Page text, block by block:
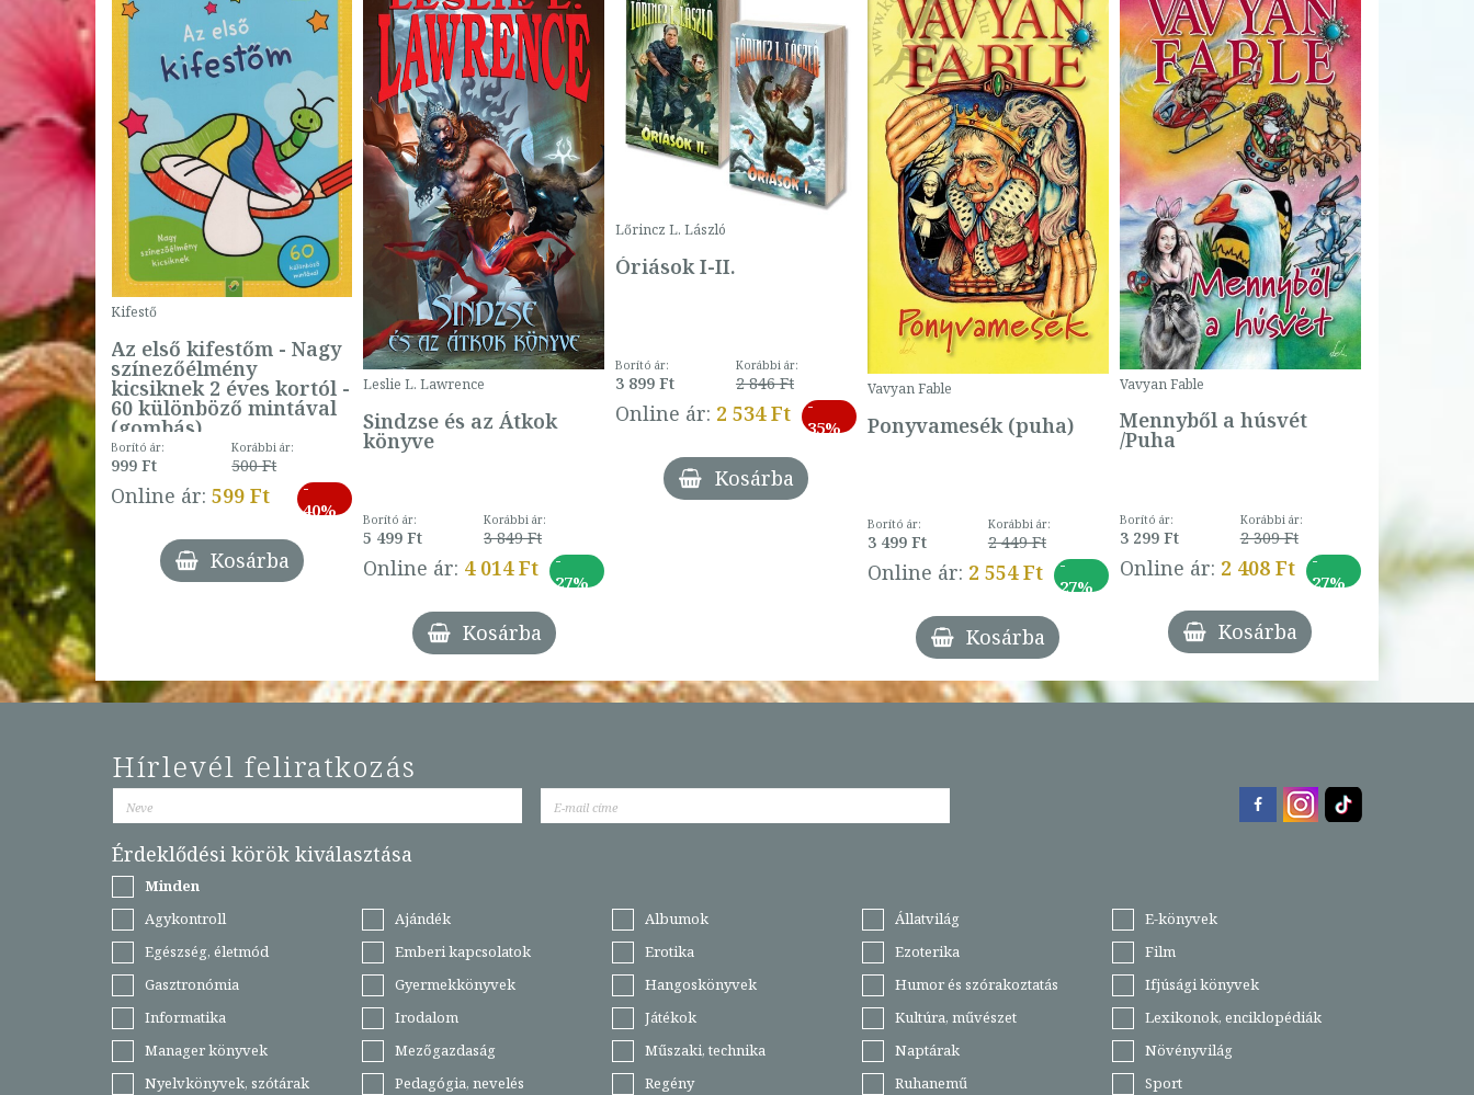
-
ár:
Ft
Ft
27%
Kifestő
Az első kifestőm - Nagy
színezőélmény
kicsiknek 2 éves kortól -
60 különböző mintával
(gombás)
Borító ár:
999 Ft
Korábbi ár:
500 Ft
Online ár: 599 Ft
-
40%
Kosárba
Leslie L. Lawrence
Sindzse és az Átkok
könyve
Borító ár:
5 499 Ft
Korábbi ár:
3 849 Ft
Online ár: 4 014 Ft
-
27%
Kosárba
Lőrincz L. László
Óriások I-II.
Borító ár:
3 899 Ft
Korábbi ár:
2 846 Ft
Online ár: 2 534 Ft
-
35%
Kosárba
Vavyan Fable
Ponyvamesék (puha)
Borító ár:
3 499 Ft
Korábbi ár:
2 449 Ft
Online ár: 2 554 Ft
-
27%
Kosárba
Vavyan Fable
Mennyből a húsvét
/Puha
Borító ár:
3 299 Ft
Korábbi ár:
2 309 Ft
Online ár: 2 408 Ft
-
27%
Kosárba
Hírlevél feliratkozás
Érdeklődési körök kiválasztása
Minden
Agykontroll
Ajándék Albumok Állatvilág
E-könyvek
Egészség, életmód
Emberi kapcsolatok Erotika Ezoterika
Film
Gasztronómia
Gyermekkönyvek Hangoskönyvek Humor és szórakoztatás
Ifjúsági könyvek
Informatika
Irodalom Játékok Kultúra, művészet
Lexikonok, enciklopédiák
Manager könyvek
Mezőgazdaság Műszaki, technika Naptárak
Növényvilág
Nyelvkönyvek, szótárak
Pedagógia, nevelés Regény Ruhanemű
Sport